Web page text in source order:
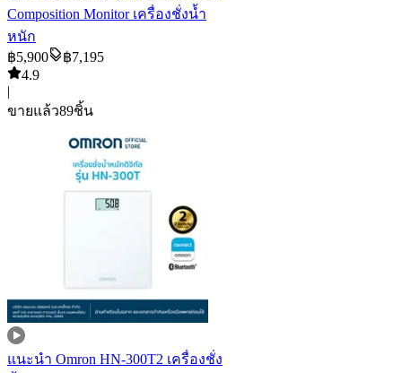
Composition Monitor เครื่องชั่งน้ำ
หนัก
฿5,900 ฿7,195
4.9
|
ขายแล้ว89ชิ้น
แนะนำ Omron HN-300T2 เครื่องชั่ง